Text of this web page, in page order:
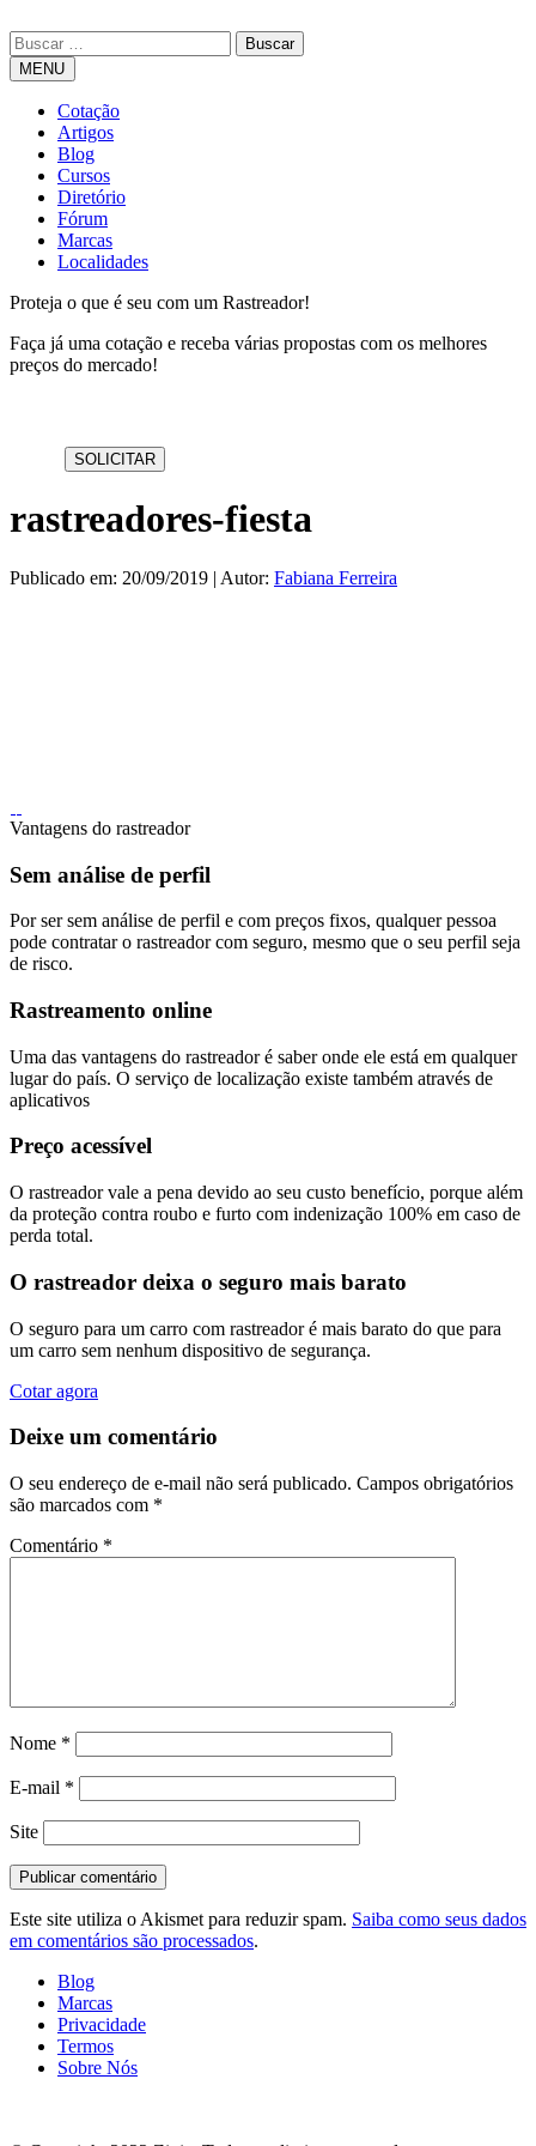
MENU
Cotação
Artigos
Blog
Cursos
Diretório
Fórum
Marcas
Localidades
Proteja o que é seu com um Rastreador!
Faça já uma cotação e receba várias propostas com os melhores
preços do mercado!
rastreadores-fiesta
Publicado em: 20/09/2019 | Autor: Fabiana Ferreira
Vantagens do rastreador
Sem análise de perfil
Por ser sem análise de perfil e com preços fixos, qualquer pessoa
pode contratar o rastreador com seguro, mesmo que o seu perfil seja
de risco.
Rastreamento online
Uma das vantagens do rastreador é saber onde ele está em qualquer
lugar do país. O serviço de localização existe também através de
aplicativos
Preço acessível
O rastreador vale a pena devido ao seu custo benefício, porque além
da proteção contra roubo e furto com indenização 100% em caso de
perda total.
O rastreador deixa o seguro mais barato
O seguro para um carro com rastreador é mais barato do que para
um carro sem nenhum dispositivo de segurança.
Cotar agora
Deixe um comentário
O seu endereço de e-mail não será publicado. Campos obrigatórios
são marcados com *
Comentário *
Nome *
E-mail *
Site
Este site utiliza o Akismet para reduzir spam. Saiba como seus dados
em comentários são processados.
Blog
Marcas
Privacidade
Termos
Sobre Nós